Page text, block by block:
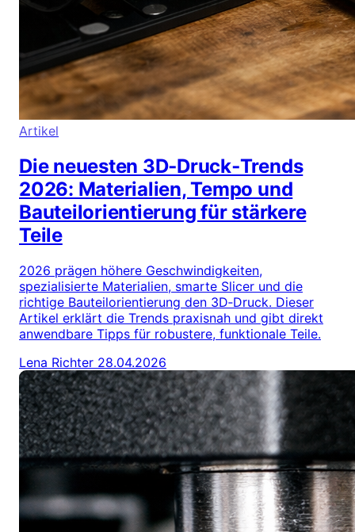
Artikel
Die neuesten 3D‑Druck‑Trends
2026: Materialien, Tempo und
Bauteilorientierung für stärkere
Teile
2026 prägen höhere Geschwindigkeiten,
spezialisierte Materialien, smarte Slicer und die
richtige Bauteilorientierung den 3D‑Druck. Dieser
Artikel erklärt die Trends praxisnah und gibt direkt
anwendbare Tipps für robustere, funktionale Teile.
Lena Richter 28.04.2026